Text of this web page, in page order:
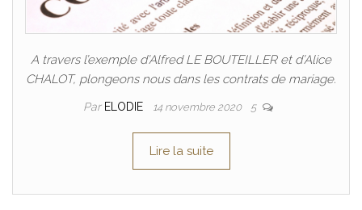
A travers l’exemple d’Alfred LE BOUTEILLER et d’Alice
CHALOT, plongeons nous dans les contrats de mariage.
Par ELODIE 14 novembre 2020 5
Lire la suite